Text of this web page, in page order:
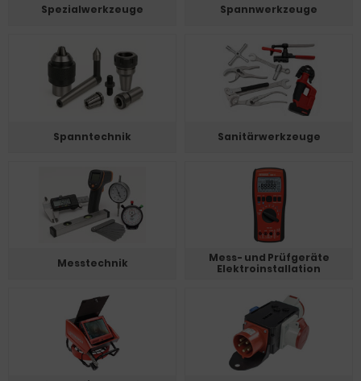
Spezialwerkzeuge Spannwerkzeuge
Spanntechnik Sanitärwerkzeuge
Messtechnik
Mess- und Prüfgeräte
Elektroinstallation